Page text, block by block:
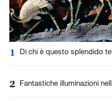
1 Di chi è questo splendido
2 Fantastiche illuminazioni